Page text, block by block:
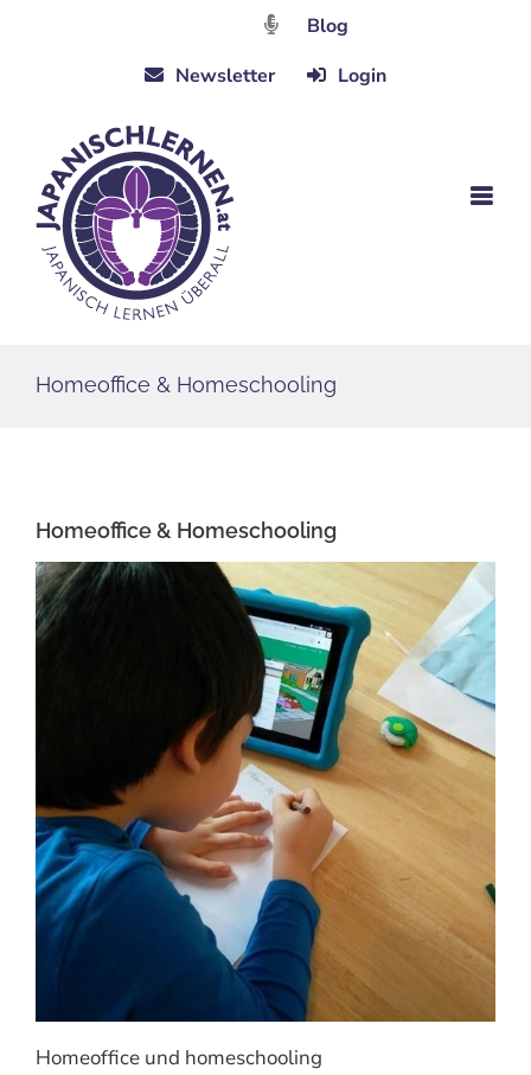
Blog
Newsletter
Login
Homeoffice & Homeschooling
Homeoffice & Homeschooling
Homeoffice und homeschooling